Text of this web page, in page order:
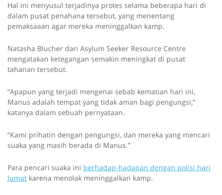
Hal ini menyusul terjadinya protes selama beberapa hari di
dalam pusat penahana tersebut, yang menentang
pemaksaaan agar mereka meninggalkan kamp.
Natasha Blucher dari Asylum Seeker Resource Centre
mengatakan ketegangan semakin meningkat di pusat
tahanan tersebut.
“Apapun yang terjadi mengenai sebab kematian hari ini,
Manus adalah tempat yang tidak aman bagi pengungsi,”
katanya dalam sebuah pernyataan.
“Kami prihatin dengan pengungsi, dan mereka yang mencari
suaka yang masih berada di Manus.”
Para pencari suaka ini berhadap-hadapan dengan polisi hari
Jumat karena menolak meninggalkan kamp.